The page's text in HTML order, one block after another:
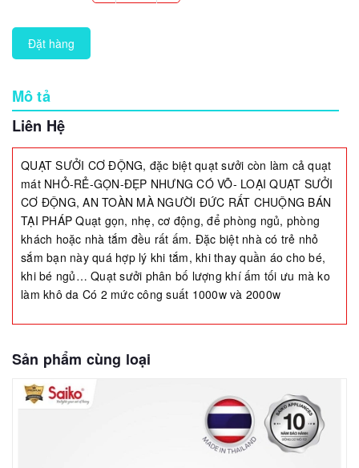
Đặt hàng
Mô tả
Liên Hệ
QUẠT SƯỞI CƠ ĐỘNG, đặc biệt quạt sưởi còn làm cả quạt
mát NHỎ-RẺ-GỌN-ĐẸP NHƯNG CÓ VÕ- LOẠI QUẠT SƯỞI
CƠ ĐỘNG, AN TOÀN MÀ NGƯỜI ĐỨC RẤT CHUỘNG BÁN
TẠI PHÁP Quạt gọn, nhẹ, cơ động, để phòng ngủ, phòng
khách hoặc nhà tắm đều rất ấm. Đặc biệt nhà có trẻ nhỏ
sắm bạn này quá hợp lý khi tắm, khi thay quần áo cho bé,
khi bé ngủ… Quạt sưởi phân bố lượng khí ấm tối ưu mà ko
làm khô da Có 2 mức công suất 1000w và 2000w
Sản phẩm cùng loại